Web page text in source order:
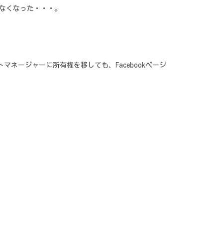
くなった・・・。
ネージャーに所有権を移しても、Facebookページ